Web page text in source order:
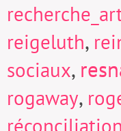
reigeluth,
sociaux,
rogaway,
réconciliation